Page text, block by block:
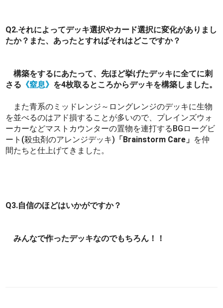
Q2.それによってデッキ選択やカード選択に変化がありまし
たか？また、あったとすればそれはどこですか？
構築をするにあたって、先ほど挙げたデッキに全てに刺
さる 《窒息》 を4枚取るところからデッキを構築しました。
また青系のミッドレンジ～ロングレンジのデッキに生物
を並べるのはアド損することが多いので、プレインズウォ
ーカーなどマストカウンターの置物を連打するBGローグビ
ート(殺虫剤のアレンジデッキ) 「Brainstorm Care」 を仲
間たちと仕上げてきました。
Q3.自信のほどはいかがですか？
みんなで作ったデッキなのでもちろん！！